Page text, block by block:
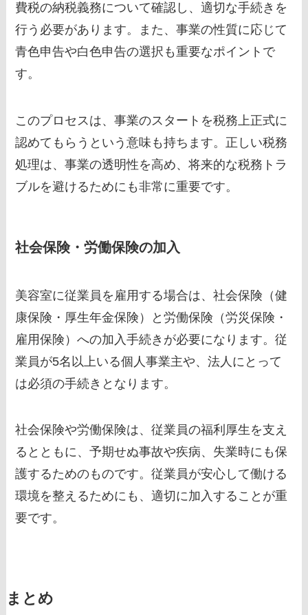
費税の納税義務について確認し、適切な手続きを
行う必要があります。また、事業の性質に応じて
青色申告や白色申告の選択も重要なポイントで
す。
このプロセスは、事業のスタートを税務上正式に
認めてもらうという意味も持ちます。正しい税務
処理は、事業の透明性を高め、将来的な税務トラ
ブルを避けるためにも非常に重要です。
社会保険・労働保険の加入
美容室に従業員を雇用する場合は、社会保険（健
康保険・厚生年金保険）と労働保険（労災保険・
雇用保険）への加入手続きが必要になります。従
業員が5名以上いる個人事業主や、法人にとって
は必須の手続きとなります。
社会保険や労働保険は、従業員の福利厚生を支え
るとともに、予期せぬ事故や疾病、失業時にも保
護するためのものです。従業員が安心して働ける
環境を整えるためにも、適切に加入することが重
要です。
まとめ